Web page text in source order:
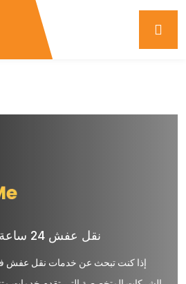
نقل عفش 24 ساعة بالكويت 99401087
إذا كنت تبحث عن خدمات نقل عفش